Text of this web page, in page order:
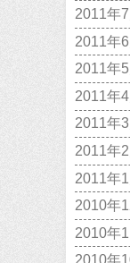
2011年7
2011年6
2011年5
2011年4
2011年3
2011年2
2011年1
2010年
2010年